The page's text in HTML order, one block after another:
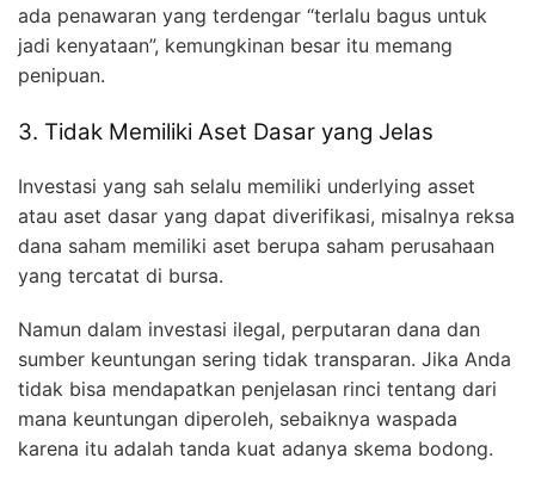
ada penawaran yang terdengar “terlalu bagus untuk
jadi kenyataan”, kemungkinan besar itu memang
penipuan.
3. Tidak Memiliki Aset Dasar yang Jelas
Investasi yang sah selalu memiliki underlying asset
atau aset dasar yang dapat diverifikasi, misalnya reksa
dana saham memiliki aset berupa saham perusahaan
yang tercatat di bursa.
Namun dalam investasi ilegal, perputaran dana dan
sumber keuntungan sering tidak transparan. Jika Anda
tidak bisa mendapatkan penjelasan rinci tentang dari
mana keuntungan diperoleh, sebaiknya waspada
karena itu adalah tanda kuat adanya skema bodong.